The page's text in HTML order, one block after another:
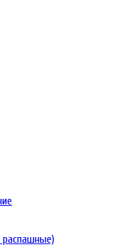
распашные)